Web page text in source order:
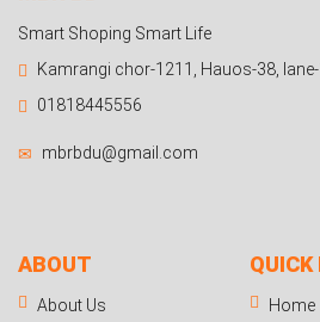
Smart Shoping Smart Life
Kamrangi chor-1211, Hauos-38,
01818445556
mbrbdu@gmail.com
ABOUT
About Us
QUICK
Home